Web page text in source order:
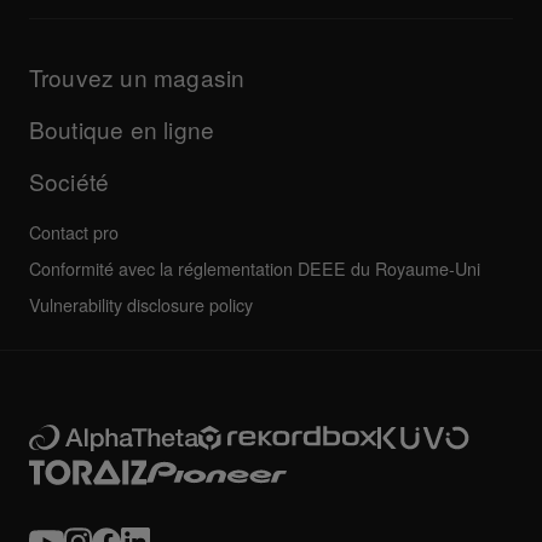
Programme de certification AlphaTheta
Forum de la communauté
Entretien, réparation, garantie
Entreprise
Autres
Trouvez un magasin
Boutique en ligne
Société
Contact pro
Conformité avec la réglementation DEEE du Royaume-Uni
Vulnerability disclosure policy